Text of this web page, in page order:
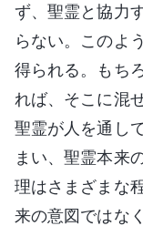
ず、聖霊と協力
らない。このよ
得られる。もち
れば、そこに混
聖霊が人を通し
まい、聖霊本来
理はさまざまな
来の意図ではな